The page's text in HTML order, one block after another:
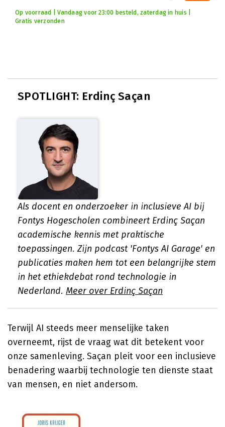
Op voorraad | Vandaag voor 23:00 besteld, zaterdag in huis |
Gratis verzonden
SPOTLIGHT: Erdinç Saçan
Als docent en onderzoeker in inclusieve AI bij
Fontys Hogescholen combineert Erdinç Saçan
academische kennis met praktische
toepassingen. Zijn podcast 'Fontys AI Garage' en
publicaties maken hem tot een belangrijke stem
in het ethiekdebat rond technologie in
Nederland. Meer over Erdinç Saçan
Terwijl AI steeds meer menselijke taken
overneemt, rijst de vraag wat dit betekent voor
onze samenleving. Saçan pleit voor een inclusieve
benadering waarbij technologie ten dienste staat
van mensen, en niet andersom.